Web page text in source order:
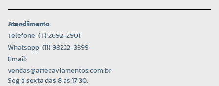
Atendimento
Telefone: (11) 2692-2901
Whatsapp: (11) 98222-3399
Email:
vendas@artecaviamentos.com.br
Seg a sexta das 8 as 17:30.